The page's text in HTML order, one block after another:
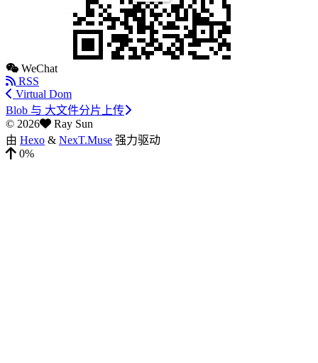
WeChat
RSS
Virtual Dom
Blob 与 大文件分片上传
© 2026
Ray Sun
由 Hexo & NexT.Muse 强力驱动
0%